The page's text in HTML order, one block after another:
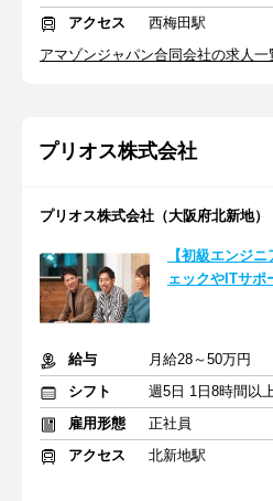
アクセス
西梅田駅
アマゾンジャパン合同会社の求人一
プリオス株式会社
プリオス株式会社（大阪府北新地）
【初級エンジ
ェックやITサポ
給与
月給28～50万円
シフト
週5日 1日8時間以
雇用形態
正社員
アクセス
北新地駅